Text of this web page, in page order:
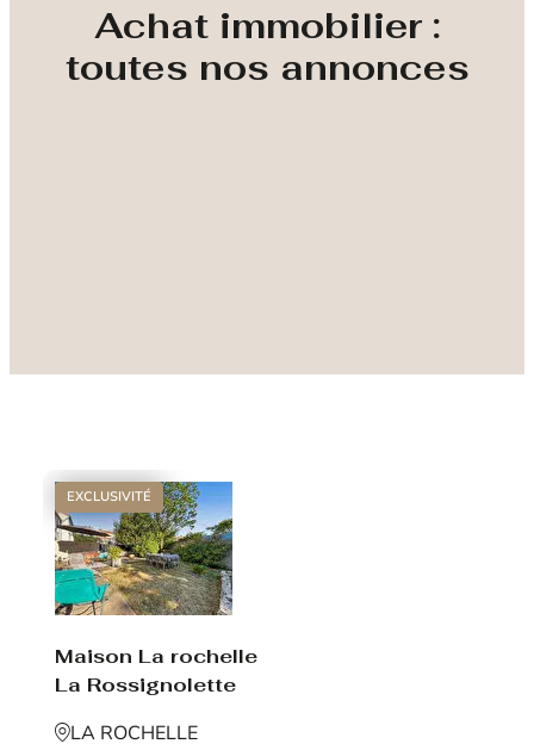
Achat immobilier :
toutes nos annonces
EXCLUSIVITÉ
Maison La rochelle
La Rossignolette
LA ROCHELLE